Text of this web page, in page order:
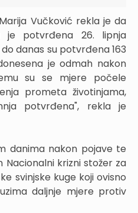
Vučković rekla je da
je potvrđena 26. lipnja
danas su potvrđena 163
je odmah nakon
su se mjere počele
prometa životinjama,
potvrđena", rekla je
danima nakon pojave te
Nacionalni krizni stožer za
svinjske kuge koji ovisno
daljnje mjere protiv